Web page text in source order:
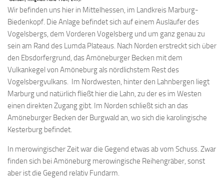
Wir befinden uns hier in Mittelhessen, im Landkreis Marburg-
Biedenkopf. Die Anlage befindet sich auf einem Ausläufer des
Vogelsbergs, dem Vorderen Vogelsberg und um ganz genau zu
sein am Rand des Lumda Plateaus. Nach Norden erstreckt sich über
den Ebsdorfergrund, das Amöneburger Becken mit dem
Vulkankegel von Amöneburg als nördlichstem Rest des
Vogelsbergvulkans. Im Nordwesten, hinter den Lahnbergen liegt
Marburg und natürlich fließt hier die Lahn, zu der es im Westen
einen direkten Zugang gibt. Im Norden schließt sich an das
Amöneburger Becken der Burgwald an, wo sich die karolingische
Kesterburg befindet.
In merowingischer Zeit war die Gegend etwas ab vom Schuss. Zwar
finden sich bei Amöneburg merowingische Reihengräber, sonst
aber ist die Gegend relativ Fundarm.